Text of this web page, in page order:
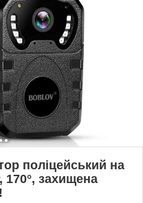
поліцейський на
170°, захищена